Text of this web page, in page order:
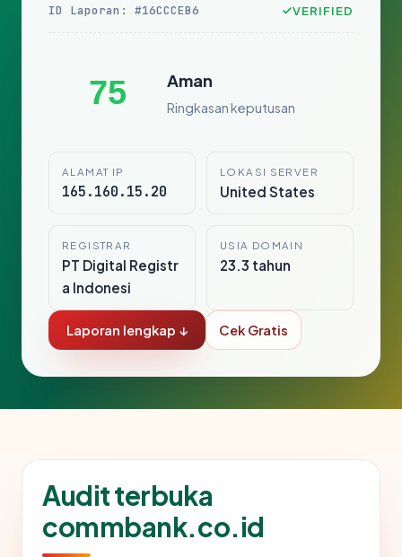
ID Laporan: #16CCCEB6 VERIFIED
75 Aman
Ringkasan keputusan
ALAMAT IP
165.160.15.20
LOKASI SERVER
United States
REGISTRAR
PT Digital Registr
a Indonesi
USIA DOMAIN
23.3 tahun
Laporan lengkap ↓ Cek Gratis
Audit terbuka
commbank.co.id